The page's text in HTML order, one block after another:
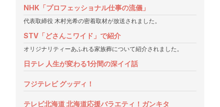
NHK「プロフェッショナル仕事の流儀」
代表取締役 木村光希の密着取材が放送されました。
STV「どさんこワイド」で紹介
オリジナリティーあふれる家族葬について紹介されました。
日テレ 人生が変わる1分間の深イイ話
フジテレビ グッディ！
テレビ北海道 北海道応援バラエティ！ガンキタ